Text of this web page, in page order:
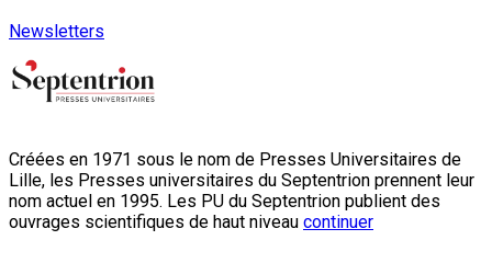
Newsletters
Créées en 1971 sous le nom de Presses Universitaires de
Lille, les Presses universitaires du Septentrion prennent leur
nom actuel en 1995. Les PU du Septentrion publient des
ouvrages scientifiques de haut niveau continuer